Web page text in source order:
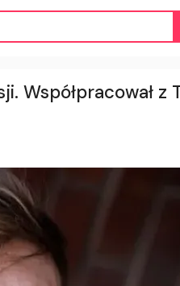
Współpracował z